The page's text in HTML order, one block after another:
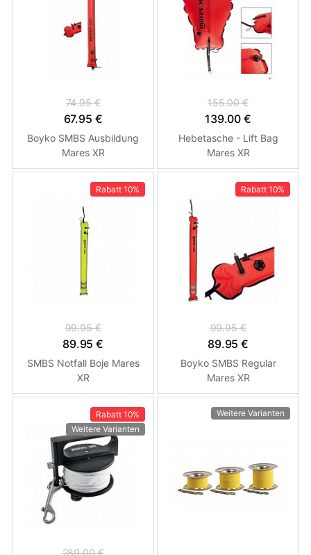
74.95 €
67.95 €
Boyko SMBS Ausbildung
Mares XR
155.00 €
139.00 €
Hebetasche - Lift Bag
Mares XR
Rabatt 10%
99.95 €
89.95 €
SMBS Notfall Boje Mares
XR
Rabatt 10%
99.95 €
89.95 €
Boyko SMBS Regular
Mares XR
Rabatt 10%
Weitere Varianten
289.00 €
Weitere Varianten